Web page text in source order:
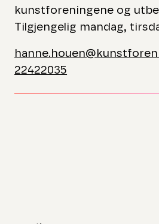
kunstforeningene og
Tilgjengelig mandag,
22422035